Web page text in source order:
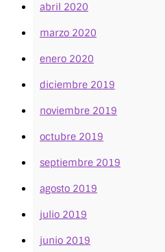
abril 2020
marzo 2020
enero 2020
diciembre 2019
noviembre 2019
octubre 2019
septiembre 2019
agosto 2019
julio 2019
junio 2019